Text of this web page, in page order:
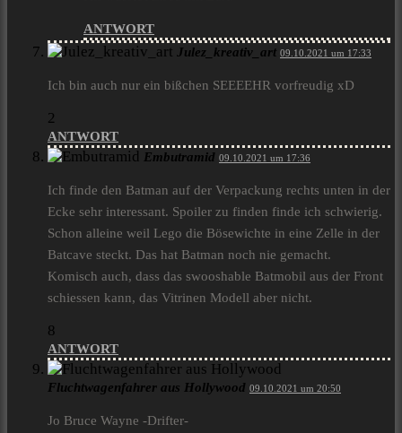
ANTWORT
Julez_kreativ_art 09.10.2021 um 17:33
Ich bin auch nur ein bißchen SEEEEHR vorfreudig xD
2
ANTWORT
Embutramid 09.10.2021 um 17:36
Ich finde den Batman auf der Verpackung rechts unten in der
Ecke sehr interessant. Spoiler zu finden finde ich schwierig.
Schon alleine weil Lego die Bösewichte in eine Zelle in der
Batcave steckt. Das hat Batman noch nie gemacht.
Komisch auch, dass das swooshable Batmobil aus der Front
schiessen kann, das Vitrinen Modell aber nicht.
8
ANTWORT
Fluchtwagenfahrer aus Hollywood 09.10.2021 um 20:50
Jo Bruce Wayne -Drifter-